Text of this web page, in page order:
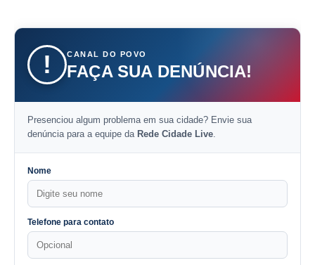
! CANAL DO POVO
FAÇA SUA DENÚNCIA!
Presenciou algum problema em sua cidade? Envie sua
denúncia para a equipe da Rede Cidade Live
Nome
Telefone para contato